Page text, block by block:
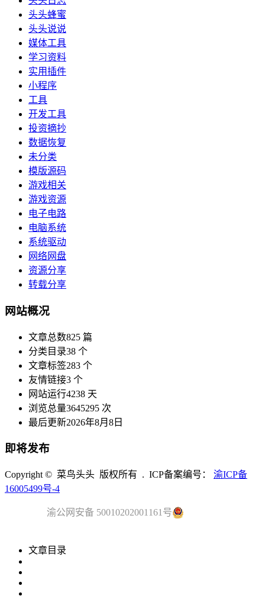
头头蜂蜜
头头说说
媒体工具
学习资料
实用插件
小程序
工具
开发工具
投资摘抄
数据恢复
未分类
模版源码
游戏相关
游戏资源
电子电路
电脑系统
系统驱动
网络网盘
资源分享
转载分享
网站概况
文章总数825 篇
分类目录38 个
文章标签283 个
友情链接3 个
网站运行4238 天
浏览总量3645295 次
最后更新2026年8月8日
即将发布
Copyright © 菜鸟头头 版权所有 . ICP备案编号： 渝ICP备
16005499号-4
渝公网安备 50010202001161号
文章目录